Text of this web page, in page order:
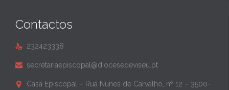
Contactos
 232423338
 secretariaepiscopal@diocesedeviseu.pt

Casa Episcopal – Rua Nunes de Carvalho, nº 12 – 3500-